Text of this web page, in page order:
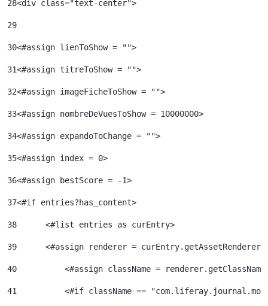
28<div class="text-center">
29
30<#assign lienToShow = "">
31<#assign titreToShow = "">
32
33
34<#assign expandoToChange = "">
35
36<#assign bestScore = -1>
37<#if entries?has_content>
38
	<#list entries as curEntry>
39
<#assign renderer =
40
<#assign className =
41
<#if className ==